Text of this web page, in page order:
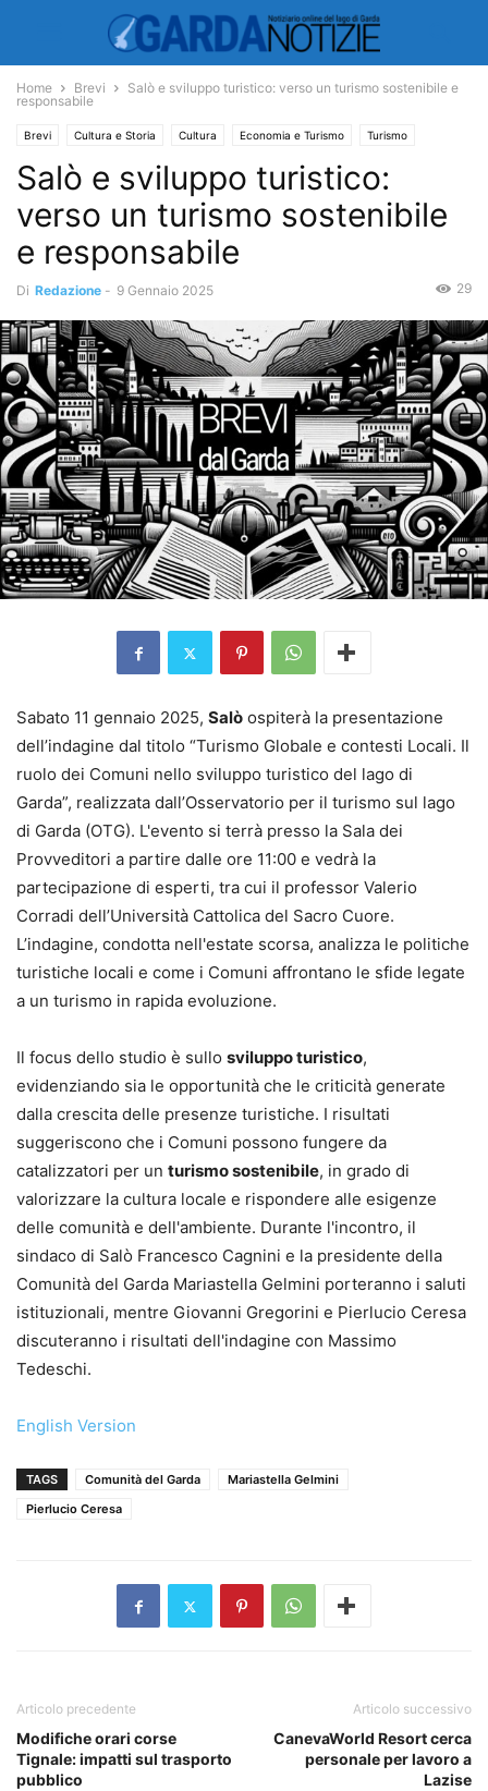
Home Brevi
Salò e sviluppo turistico: verso un turismo sostenibile e
responsabile
Brevi Cultura e Storia Cultura Economia e Turismo Turismo
Salò e sviluppo turistico:
verso un turismo sostenibile
e responsabile
Di Redazione - 9 Gennaio 2025 29
Sabato 11 gennaio 2025, Salò ospiterà la presentazione
dell’indagine dal titolo “Turismo Globale e contesti Locali. Il
ruolo dei Comuni nello sviluppo turistico del lago di
Garda”, realizzata dall’Osservatorio per il turismo sul lago
di Garda (OTG). L'evento si terrà presso la Sala dei
Provveditori a partire dalle ore 11:00 e vedrà la
partecipazione di esperti, tra cui il professor Valerio
Corradi dell’Università Cattolica del Sacro Cuore.
L’indagine, condotta nell'estate scorsa, analizza le politiche
turistiche locali e come i Comuni affrontano le sfide legate
a un turismo in rapida evoluzione.
Il focus dello studio è sullo sviluppo turistico,
evidenziando sia le opportunità che le criticità generate
dalla crescita delle presenze turistiche. I risultati
suggeriscono che i Comuni possono fungere da
catalizzatori per un turismo sostenibile, in grado di
valorizzare la cultura locale e rispondere alle esigenze
delle comunità e dell'ambiente. Durante l'incontro, il
sindaco di Salò Francesco Cagnini e la presidente della
Comunità del Garda Mariastella Gelmini porteranno i saluti
istituzionali, mentre Giovanni Gregorini e Pierlucio Ceresa
discuteranno i risultati dell'indagine con Massimo
Tedeschi.
English Version
TAGS Comunità del Garda
Mariastella Gelmini
Pierlucio Ceresa
Articolo precedente
Modifiche orari corse
Tignale: impatti sul trasporto
pubblico
Articolo successivo
CanevaWorld Resort cerca
personale per lavoro a
Lazise